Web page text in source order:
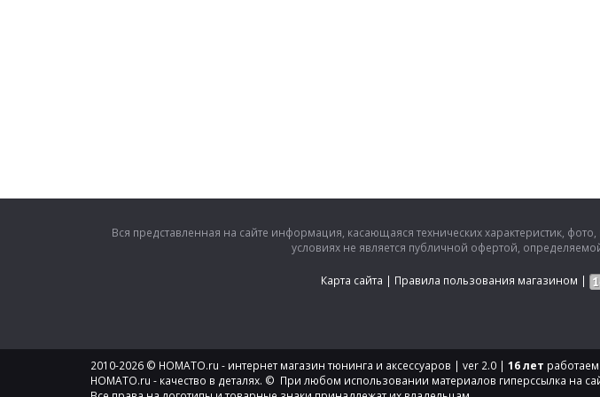
Вся представленная на сайте информация, касающаяся технических характеристик,
условиях не является публичной офертой,
Карта сайта | Правила пользования магазином |
2010-2026 © HOMATO.ru - интернет магазин тюнинга и аксессуаров | ver 2.0 | 16 лет
HOMATO.ru - качество в деталях. © При любом использовании материалов гиперссылка на